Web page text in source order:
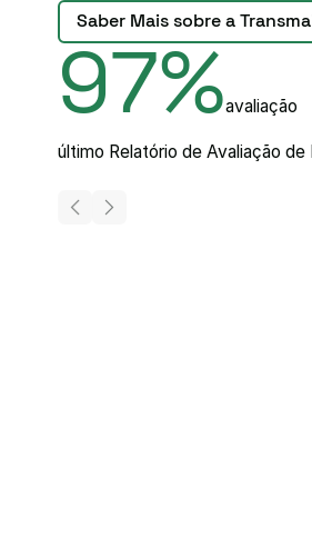
Saber Mais sobre a
97%avaliação
último Relatório de Avaliação